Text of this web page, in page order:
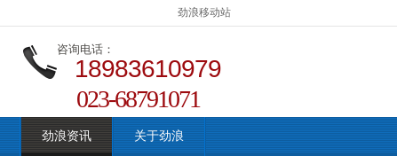
劲浪移动站
咨询电话：
18983610979
023-68791071
劲浪资讯 关于劲浪